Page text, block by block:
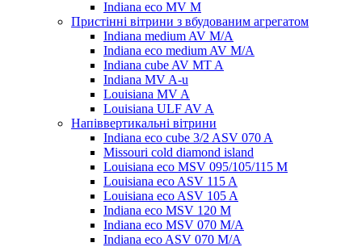
Indiana eco MV M
Пристінні вітрини з вбудованим агрегатом
Indiana medium AV M/A
Indiana eco medium AV M/A
Indiana cube AV MT A
Indiana MV A-u
Louisiana MV A
Louisiana ULF AV A
Напіввертикальні вітрини
Indiana eco cube 3/2 ASV 070 A
Missouri cold diamond island
Louisiana eco MSV 095/105/115 M
Louisiana eco ASV 115 A
Louisiana eco ASV 105 A
Indiana eco MSV 120 M
Indiana eco MSV 070 M/A
Indiana eco ASV 070 M/A